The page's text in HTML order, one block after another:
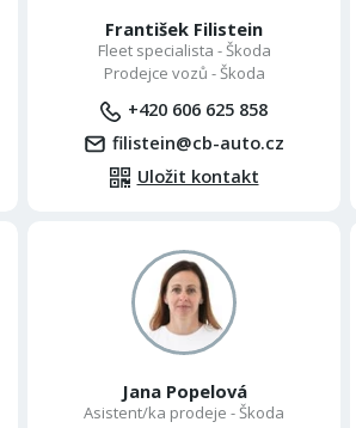
František Filistein
Fleet specialista - Škoda
Prodejce vozů - Škoda
+420 606 625 858
filistein@cb-auto.cz
Uložit kontakt
Jana Popelová
Asistent/ka prodeje - Škoda